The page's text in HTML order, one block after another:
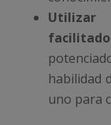
habilidad
uno para